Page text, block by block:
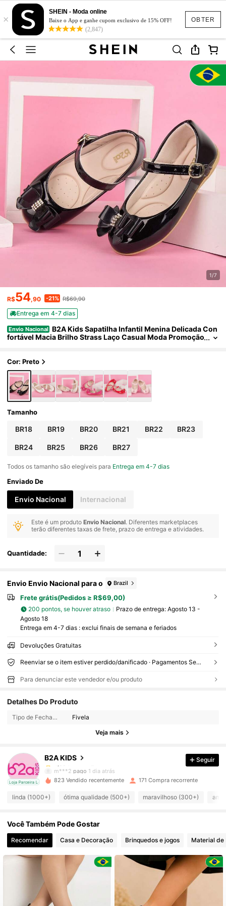
OBTER
×
SHEIN - Moda online
Baixe o App e ganhe cupom exclusivo de 15% OFF!
(2,847)
1/7
R$54,90 -21% R$69,90
Entrega em 4-7 dias
Envio Nacional B2A Kids Sapatilha Infantil Menina Delicada Con
fortável Macia Brilho Strass Laço Casual Moda Promoção
Cor: Preto
Tamanho
BR18 BR19 BR20 BR21 BR22 BR23
BR24 BR25 BR26 BR27
Todos os tamanho são elegíveis para Entrega em 4-7 dias
Enviado De
Envio Nacional Internacional
Este é um produtoEnvio Nacional. Diferentes marketplaces
terão diferentes taxas de frete, prazo de entrega e atividades.
Quantidade:
Envio Envio Nacional para o Brazil
Frete grátis(Pedidos ≥ R$69,00)
200 pontos, se houver atraso Prazo de entrega: Agosto 13 -
Agosto 18
Entrega em 4-7 dias : exclui finais de semana e feriados
Devoluções Gratuitas
Reenviar se o item estiver perdido/danificado · Pagamentos Seguros · Proteção de privacidade
Para denunciar este vendedor e/ou produto
Detalhes Do Produto
Tipo de Fechamento: Fivela
Veja mais
Loja Parceira Local
B2A KIDS
4,95 1.4K Seguidores
1.4K Seguidores
4,95
1.4K Seguidores
m***2 pago 1 dia atrás
4,95
4,95 1.4K Seguidores
4,95 1.4K Seguidores
Seguir
823 Vendido recentemente 171 Compra recorrente
linda (1000+) ótima qualidade (500+) maravilhoso (300+)
Você Também Pode Gostar
Recomendar Casa e Decoração Brinquedos e jogos Material de